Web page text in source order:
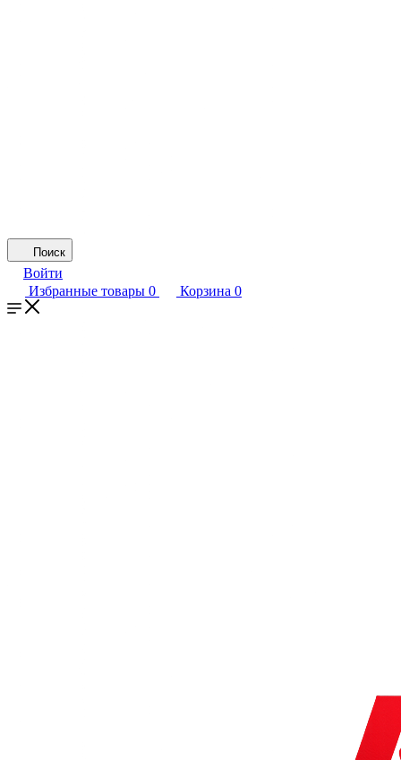
Поиск
Войти
Избранные товары 0 Корзина 0